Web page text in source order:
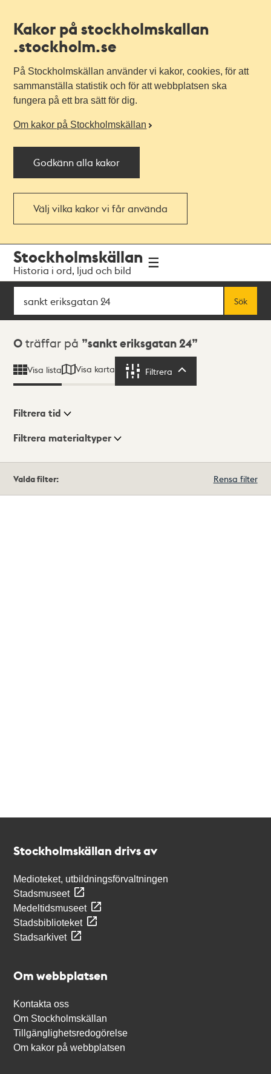
Kakor på stockholmskallan
.stockholm.se
På Stockholmskällan använder vi kakor, cookies, för att
sammanställa statistik och för att webbplatsen ska
fungera på ett bra sätt för dig.
Om kakor på Stockholmskällan
Godkänn alla kakor
Välj vilka kakor vi får använda
navigationen
huvudinnehållet
Stockholmskällan
Historia i ord, ljud och bild
Sök
Sök
Sökresultat
0 träffar på sankt eriksgatan 24
Visa lista Visa karta Filtrera
Visningsläge
Filtrera tid
Filtrera materialtyper
träffar
Valda filter: Rensa filter
Stockholmskällan drivs av
Medioteket, utbildningsförvaltningen
Stadsmuseet
Medeltidsmuseet
Stadsbiblioteket
Stadsarkivet
Om webbplatsen
Kontakta oss
Om Stockholmskällan
Tillgänglighetsredogörelse
Om kakor på webbplatsen